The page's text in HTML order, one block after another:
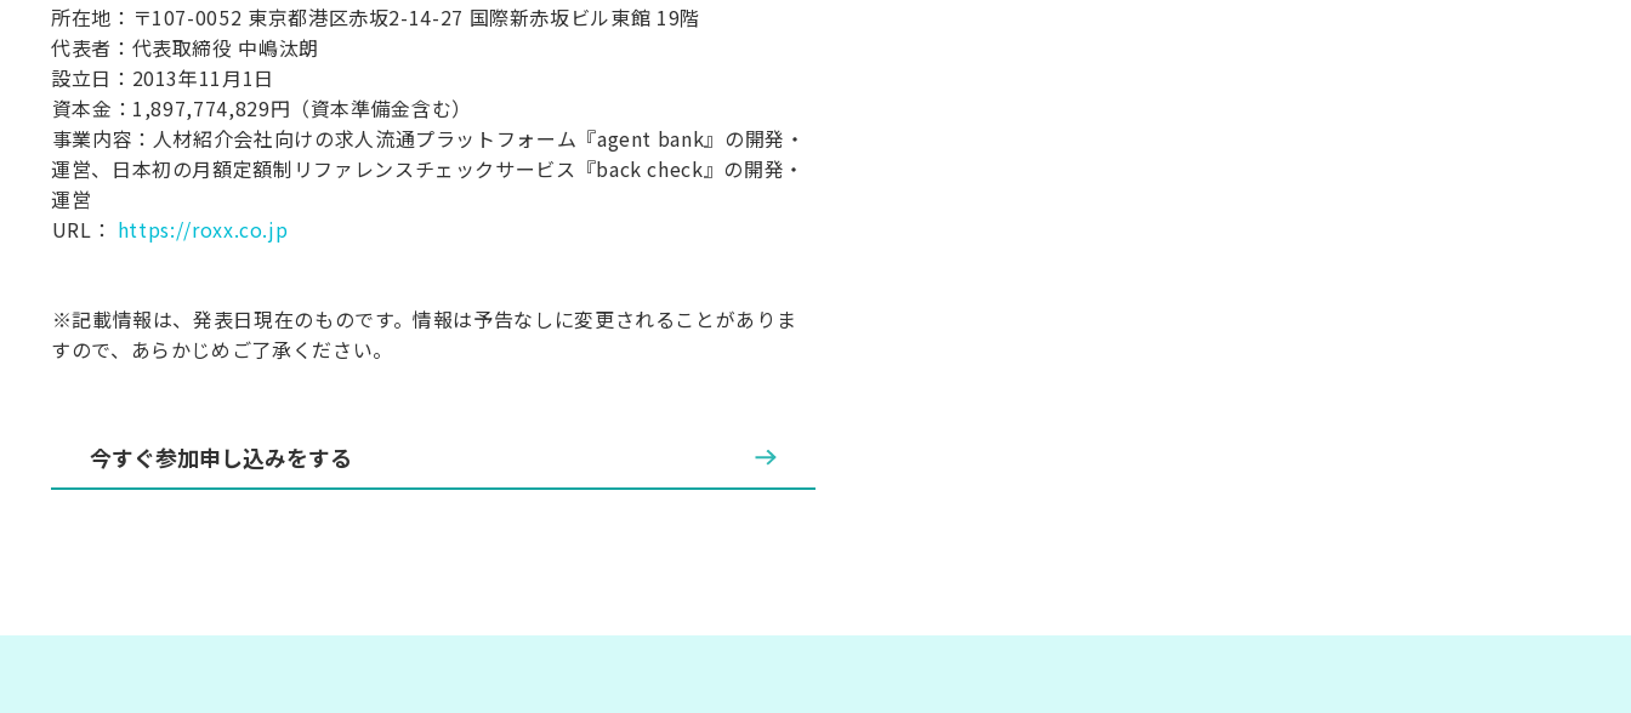
所在地：〒107-0052 東京都港区赤坂2-14-27 国際新赤坂ビル東館 19階
代表者：代表取締役 中嶋汰朗
設立日：2013年11月1日
⁠資本金：1,897,774,829円（資本準備金含む）
⁠事業内容：人材紹介会社向けの求人流通プラットフォーム『agent bank』の開発・
運営、日本初の月額定額制リファレンスチェックサービス『back check』の開発・
運営
⁠URL： https://roxx.co.jp
⁠※記載情報は、発表日現在のものです。情報は予告なしに変更されることがありま
すので、あらかじめご了承ください。
今すぐ参加申し込みをする